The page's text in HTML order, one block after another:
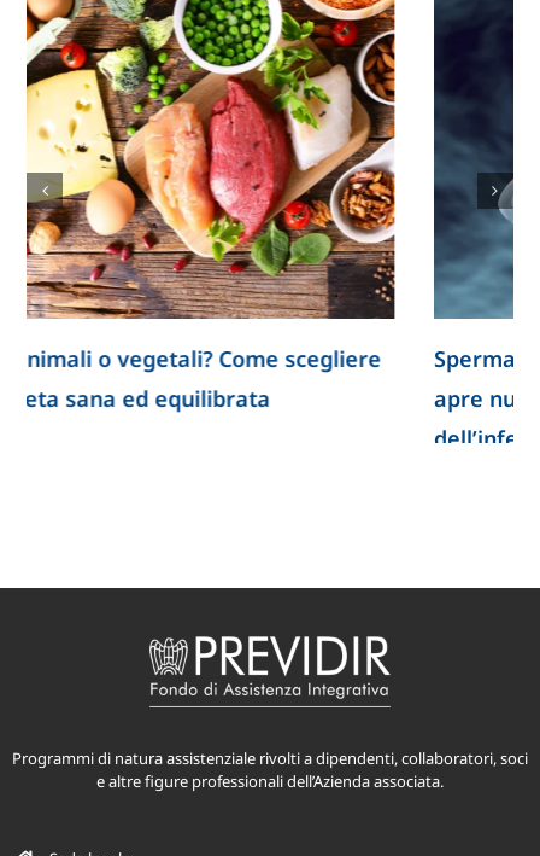
Spermatozoi creati in laboratorio: la ricerca
apre nuove prospettive per lo studio
Programmi di natura assistenziale rivolti a dipendenti, collaboratori, soci